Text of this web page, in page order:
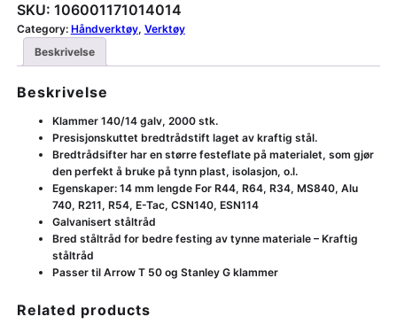
SKU: 106001171014014
Category: Håndverktøy, Verktøy
Beskrivelse
Beskrivelse
Klammer 140/14 galv, 2000 stk.
Presisjonskuttet bredtrådstift laget av kraftig stål.
Bredtrådsifter har en større festeflate på materialet, som gjør
den perfekt å bruke på tynn plast, isolasjon, o.l.
Egenskaper: 14 mm lengde For R44, R64, R34, MS840, Alu
740, R211, R54, E-Tac, CSN140, ESN114
Galvanisert ståltråd
Bred ståltråd for bedre festing av tynne materiale – Kraftig
ståltråd
Passer til Arrow T 50 og Stanley G klammer
Related products